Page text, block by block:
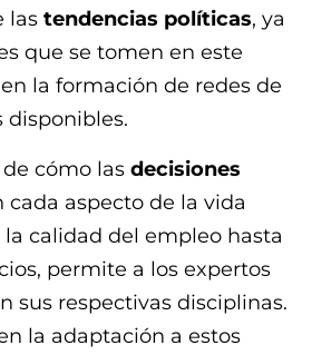
las tendencias políticas, ya
que se tomen en este
la formación de redes de
disponibles.
cómo las decisiones
cada aspecto de la vida
calidad del empleo hasta
permite a los expertos
sus respectivas disciplinas.
la adaptación a estos